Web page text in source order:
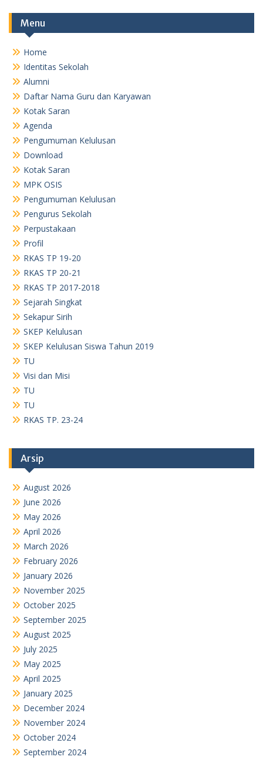
Pengumuman Kelulusan
Pengurus Sekolah
Perpustakaan
Profil
RKAS TP 19-20
RKAS TP 20-21
RKAS TP 2017-2018
Sejarah Singkat
Sekapur Sirih
SKEP Kelulusan
SKEP Kelulusan Siswa Tahun 2019
TU
Visi dan Misi
TU
TU
RKAS TP. 23-24
Arsip
August 2026
June 2026
May 2026
March 2026
August 2025
July 2025
May 2025
April 2025
January 2025
December 2024
November 2024
October 2024
September 2024
August 2024
July 2024
June 2024
May 2024
April 2024
February 2024
December 2023
October 2023
September 2023
August 2023
July 2023
June 2023